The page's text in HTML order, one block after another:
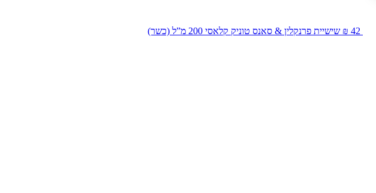
42 ₪ שישיית פרנקלין & סאנס טוניק קלאסי 200 מ”ל (כשר)